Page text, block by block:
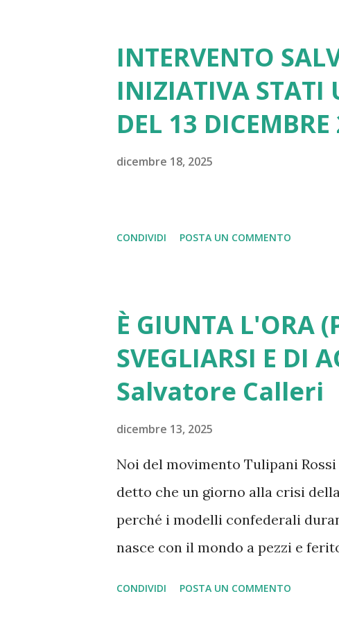
INTERVENTO
INIZIATIVA STATI
DEL 13
dicembre 18, 2025
CONDIVIDI POSTA UN COMMENTO
È GIUNTA L'ORA
SVEGLIARSI E DI
Salvatore Calleri
dicembre 13, 2025
Noi del movimento Tulipani
detto che un giorno alla crisi
perché i modelli confederali
nasce con il mondo a pezzi e
CONDIVIDI POSTA UN COMMENTO